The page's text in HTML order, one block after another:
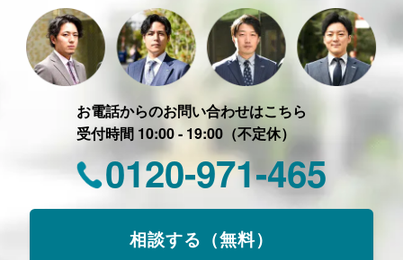
お電話からのお問い合わせはこちら
受付時間 10:00 - 19:00（不定休）
0120-971-465
相談する（無料）